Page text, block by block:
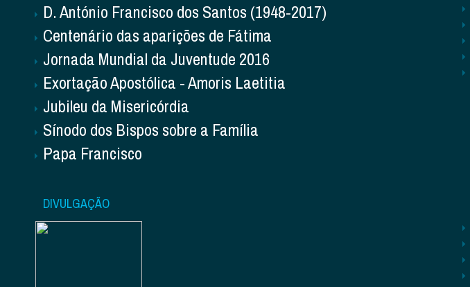
D. António Francisco dos Santos (1948-2017)
Centenário das aparições de Fátima
Jornada Mundial da Juventude 2016
Exortação Apostólica - Amoris Laetitia
Jubileu da Misericórdia
Sínodo dos Bispos sobre a Família
Papa Francisco
DIVULGAÇÃO